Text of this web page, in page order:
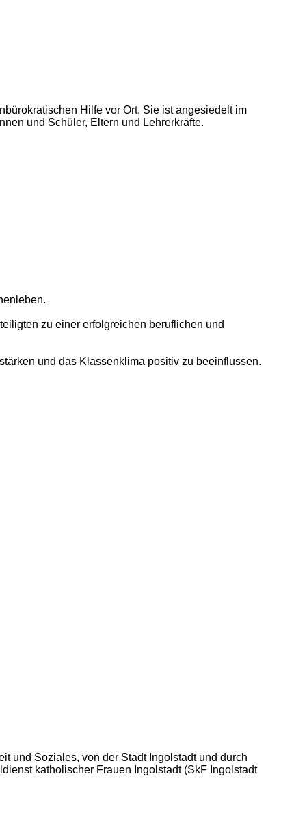
Hilfe vor Ort. Sie ist angesiedelt im
und Schüler, Eltern und Lehrerkräfte.
zu einer erfolgreichen beruflichen und
und das Klassenklima positiv zu beeinflussen.
und Soziales, von der Stadt Ingolstadt und durch
katholischer Frauen Ingolstadt (SkF Ingolstadt